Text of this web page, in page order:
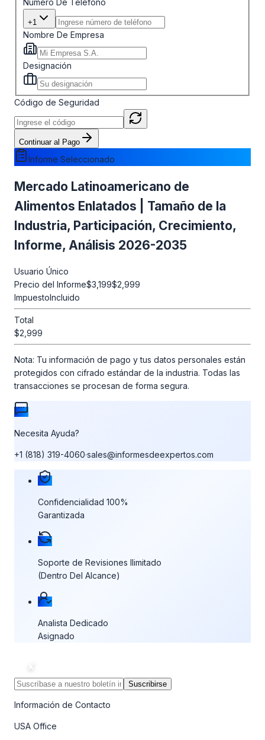
+1
Nombre De Empresa
Designación
Código de Seguridad
Continuar al Pago
Informe Seleccionado
Mercado Latinoamericano de
Alimentos Enlatados | Tamaño de la
Industria, Participación, Crecimiento,
Informe, Análisis 2026-2035
Usuario Único
Precio del Informe$3,199$2,999
ImpuestoIncluido
Total
$2,999
Nota: Tu información de pago y tus datos personales están
protegidos con cifrado estándar de la industria. Todas las
transacciones se procesan de forma segura.
Necesita Ayuda?
+1 (818) 319-4060·sales@informesdeexpertos.com
Nuestras garantías de compra
Confidencialidad 100%
Garantizada
Soporte de Revisiones Ilimitado
(Dentro Del Alcance)
Analista Dedicado
Asignado
Suscribirse
Información de Contacto
USA Office